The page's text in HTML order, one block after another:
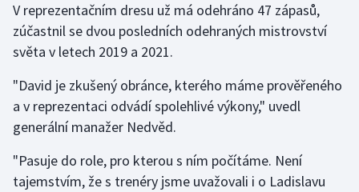
Gymnastika
Házená
Jezdectví
Judo
Krasobruslení
V reprezentačním dresu už má odehráno 47 zápasů,
zúčastnil se dvou posledních odehraných mistrovství
světa v letech 2019 a 2021.
"David je zkušený obránce, kterého máme prověřeného
a v reprezentaci odvádí spolehlivé výkony," uvedl
generální manažer Nedvěd.
"Pasuje do role, pro kterou s ním počítáme. Není
tajemstvím, že s trenéry jsme uvažovali i o Ladislavu